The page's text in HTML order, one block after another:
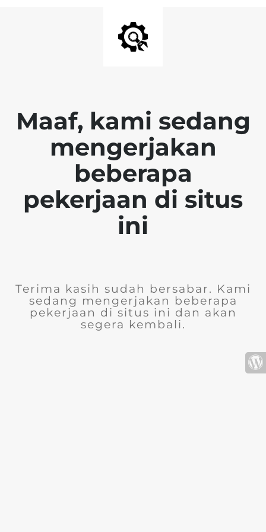
Maaf, kami sedang
mengerjakan
beberapa
pekerjaan di situs
ini
Terima kasih sudah bersabar. Kami
sedang mengerjakan beberapa
pekerjaan di situs ini dan akan
segera kembali.